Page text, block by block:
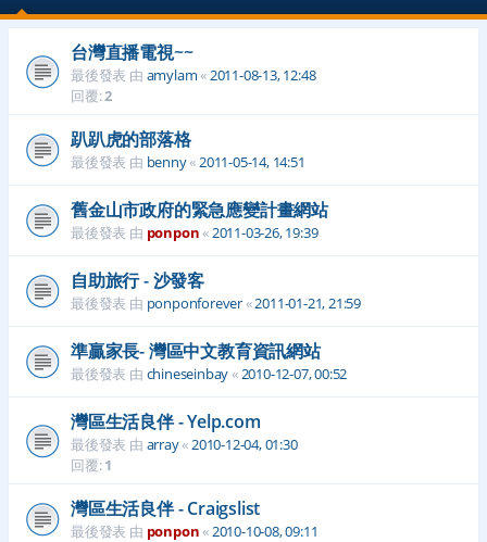
台灣直播電視~~
最後發表 由 amylam«2011-08-13, 12:48
回覆:2
趴趴虎的部落格
最後發表 由 benny«2011-05-14, 14:51
舊金山市政府的緊急應變計畫網站
最後發表 由 ponpon«2011-03-26, 19:39
自助旅行 - 沙發客
最後發表 由 ponponforever«2011-01-21, 21:59
準贏家長- 灣區中文教育資訊網站
最後發表 由 chineseinbay«2010-12-07, 00:52
灣區生活良伴 - Yelp.com
最後發表 由 array«2010-12-04, 01:30
回覆:1
灣區生活良伴 - Craigslist
最後發表 由 ponpon«2010-10-08, 09:11